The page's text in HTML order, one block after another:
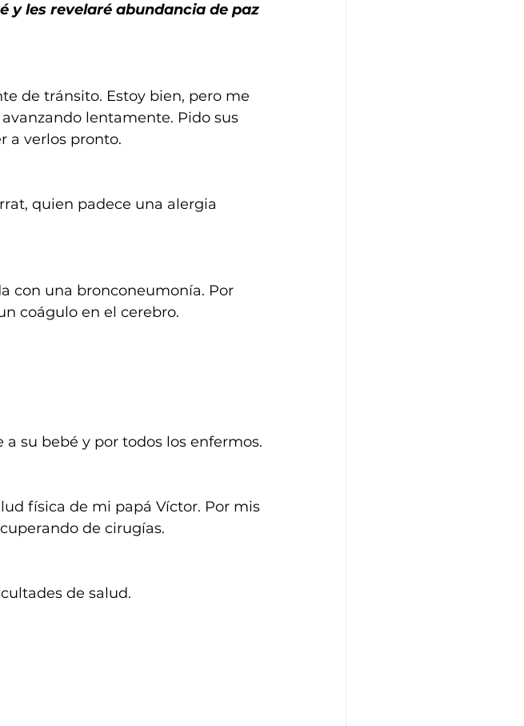
y les revelaré abundancia de paz
de tránsito. Estoy bien, pero me
lentamente. Pido sus
a verlos pronto.
quien padece una alergia
con una bronconeumonía. Por
coágulo en el cerebro.
su bebé y por todos los enfermos.
física de mi papá Víctor. Por mis
de cirugías.
de salud.